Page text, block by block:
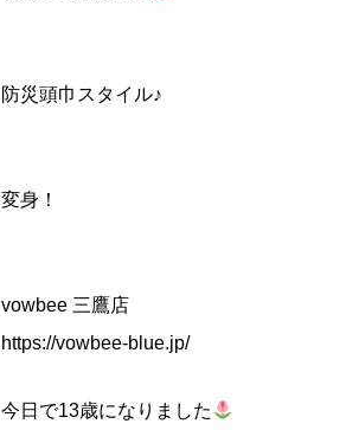
防災頭巾スタイル♪
変身！
vowbee 三鷹店
https://vowbee-blue.jp/
今日で13歳になりました